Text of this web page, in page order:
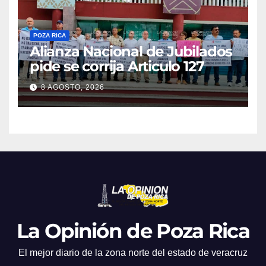
POZA RICA
Alianza Nacional de Jubilados
pide se corrija Articulo 127
8 AGOSTO, 2026
La Opinión de Poza Rica
El mejor diario de la zona norte del estado de veracruz